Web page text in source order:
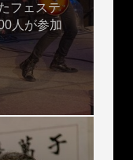
フェステ
人が参加